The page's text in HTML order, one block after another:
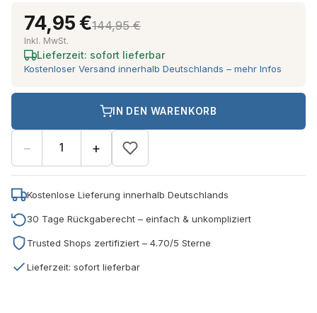
74,95 €144,95 €
Inkl. MwSt.
Lieferzeit: sofort lieferbar
Kostenloser Versand innerhalb Deutschlands – mehr Infos
− +
IN DEN WARENKORB
Kostenlose Lieferung innerhalb Deutschlands
30 Tage Rückgaberecht – einfach & unkompliziert
Trusted Shops zertifiziert – 4.70/5 Sterne
Lieferzeit: sofort lieferbar